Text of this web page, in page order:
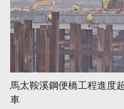
馬太鞍溪鋼便橋工程進度
車